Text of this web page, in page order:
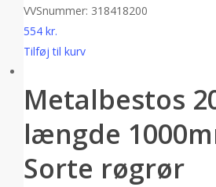
VVSnummer: 318418200
554 kr.
Tilføj til kurv
Metalbestos
længde
Sorte røgrør